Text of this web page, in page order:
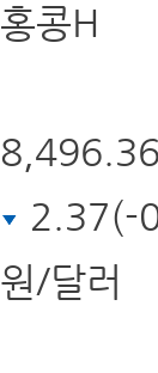
홍콩H
8,496.36
2.37(-
원/달러